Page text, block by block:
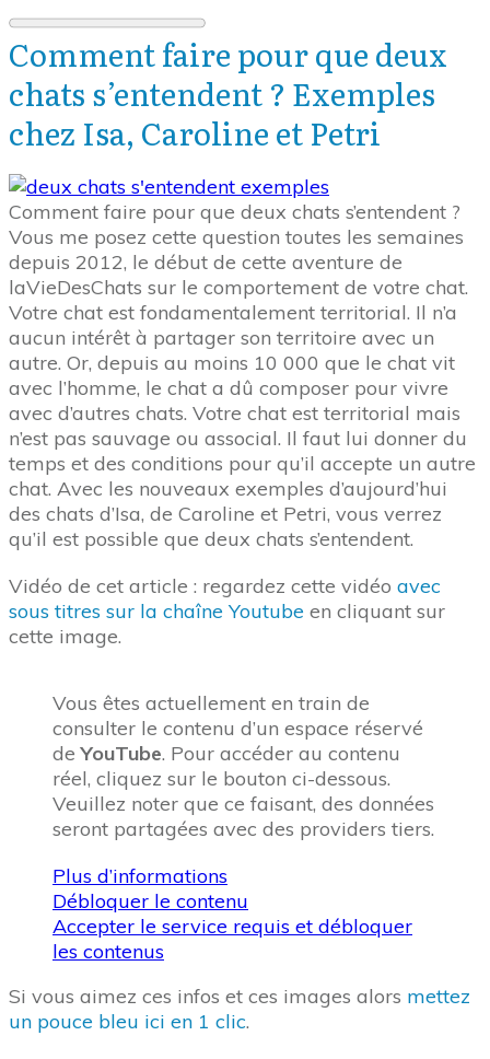
Comment faire pour que deux
chats s’entendent ? Exemples
chez Isa, Caroline et Petri
Comment faire pour que deux chats s’entendent ?
Vous me posez cette question toutes les semaines
depuis 2012, le début de cette aventure de
laVieDesChats sur le comportement de votre chat.
Votre chat est fondamentalement territorial. Il n’a
aucun intérêt à partager son territoire avec un
autre. Or, depuis au moins 10 000 que le chat vit
avec l’homme, le chat a dû composer pour vivre
avec d’autres chats. Votre chat est territorial mais
n’est pas sauvage ou associal. Il faut lui donner du
temps et des conditions pour qu’il accepte un autre
chat. Avec les nouveaux exemples d’aujourd’hui
des chats d’Isa, de Caroline et Petri, vous verrez
qu’il est possible que deux chats s’entendent.
Vidéo de cet article : regardez cette vidéo avec
sous titres sur la chaîne Youtube en cliquant sur
cette image.
Vous êtes actuellement en train de
consulter le contenu d’un espace réservé
deYouTube. Pour accéder au contenu
réel, cliquez sur le bouton ci-dessous.
Veuillez noter que ce faisant, des données
seront partagées avec des providers tiers.
Plus d’informations
Débloquer le contenu
Accepter le service requis et débloquer
les contenus
Si vous aimez ces infos et ces images alors mettez
un pouce bleu ici en 1 clic.